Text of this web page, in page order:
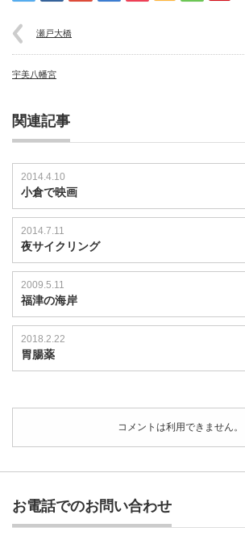
瀬戸大橋
宇美八幡宮
関連記事
2014.4.10
小倉で映画
2014.7.11
夜サイクリング
2009.5.11
福津の海岸
2018.2.22
胃腸薬
コメントは利用できません。
お電話でのお問い合わせ